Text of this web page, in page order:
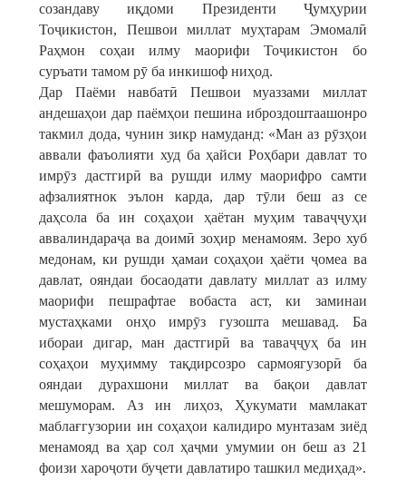
созандаву иқдоми Президенти Ҷумҳурии
Тоҷикистон, Пешвои миллат муҳтарам Эмомалӣ
Раҳмон соҳаи илму маорифи Тоҷикистон бо
суръати тамом рӯ ба инкишоф ниҳод.
Дар Паёми навбатӣ Пешвои муаззами миллат
андешаҳои дар паёмҳои пешина иброздоштаашонро
такмил дода, чунин зикр намуданд: «Ман аз рӯзҳои
аввали фаъолияти худ ба ҳайси Роҳбари давлат то
имрӯз дастгирӣ ва рушди илму маорифро самти
афзалиятнок эълон карда, дар тӯли беш аз се
даҳсола ба ин соҳаҳои ҳаётан муҳим таваҷҷуҳи
аввалиндараҷа ва доимӣ зоҳир менамоям. Зеро хуб
медонам, ки рушди ҳамаи соҳаҳои ҳаёти ҷомеа ва
давлат, ояндаи босаодати давлату миллат аз илму
маорифи пешрафтае вобаста аст, ки заминаи
мустаҳками онҳо имрӯз гузошта мешавад. Ба
ибораи дигар, ман дастгирӣ ва таваҷҷуҳ ба ин
соҳаҳои муҳимму тақдирсозро сармоягузорӣ ба
ояндаи дурахшони миллат ва бақои давлат
мешуморам. Аз ин лиҳоз, Ҳукумати мамлакат
маблағгузории ин соҳаҳои калидиро мунтазам зиёд
менамояд ва ҳар сол ҳаҷми умумии он беш аз 21
фоизи хароҷоти буҷети давлатиро ташкил медиҳад».